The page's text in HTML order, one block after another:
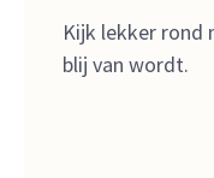
Kijk lekker rond
blij van wordt.